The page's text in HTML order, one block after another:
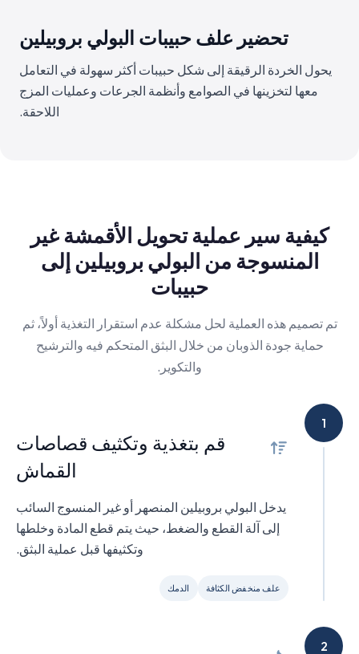
تحضير علف حبيبات البولي بروبيلين
يحول الخردة الرقيقة إلى شكل حبيبات أكثر سهولة في التعامل
معها لتخزينها في الصوامع وأنظمة الجرعات وعمليات المزج
اللاحقة.
كيفية سير عملية تحويل الأقمشة غير
المنسوجة من البولي بروبيلين إلى
حبيبات
تم تصميم هذه العملية لحل مشكلة عدم استقرار التغذية أولاً، ثم
حماية جودة الذوبان من خلال البثق المتحكم فيه والترشيح
والتكوير.
1
قم بتغذية وتكثيف قصاصات
القماش
يدخل البولي بروبيلين المنصهر أو غير المنسوج السائب
إلى آلة القطع والضغط، حيث يتم قطع المادة وخلطها
وتكثيفها قبل عملية البثق.
علف منخفض الكثافة الدمك
2